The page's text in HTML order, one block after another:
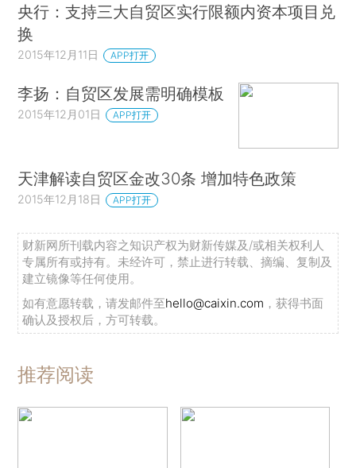
央行：支持三大自贸区实行限额内资本项目兑
换
2015年12月11日 APP打开
李扬：自贸区发展需明确模板
2015年12月01日 APP打开
天津解读自贸区金改30条 增加特色政策
2015年12月18日 APP打开
财新网所刊载内容之知识产权为财新传媒及/或相关权利人
专属所有或持有。未经许可，禁止进行转载、摘编、复制及
建立镜像等任何使用。
如有意愿转载，请发邮件至hello@caixin.com ，获得书面
确认及授权后，方可转载。
推荐阅读